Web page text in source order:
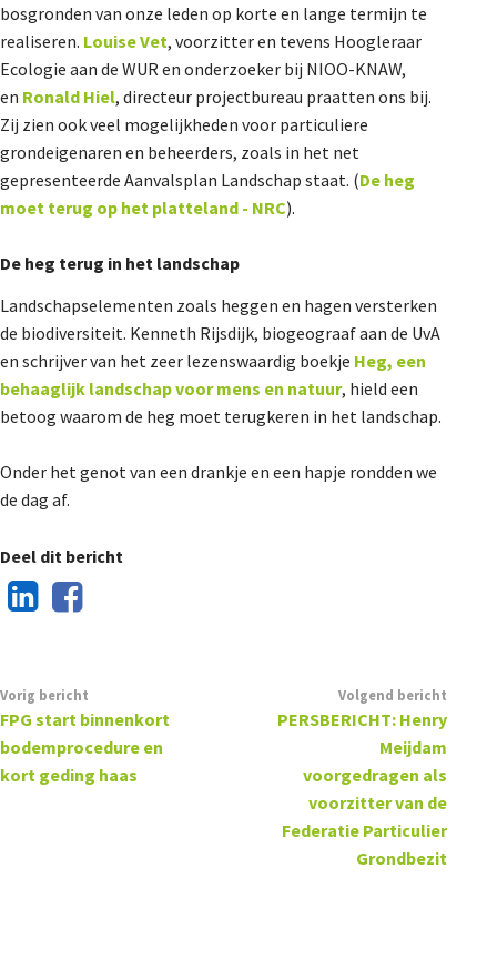
bosgronden van onze leden op korte en lange termijn te
realiseren. Louise Vet, voorzitter en tevens Hoogleraar
Ecologie aan de WUR en onderzoeker bij NIOO-KNAW,
en Ronald Hiel, directeur projectbureau praatten ons bij.
Zij zien ook veel mogelijkheden voor particuliere
grondeigenaren en beheerders, zoals in het net
gepresenteerde Aanvalsplan Landschap staat. (De heg
moet terug op het platteland - NRC).
De heg terug in het landschap
Landschapselementen zoals heggen en hagen versterken
de biodiversiteit. Kenneth Rijsdijk, biogeograaf aan de UvA
en schrijver van het zeer lezenswaardig boekje Heg, een
behaaglijk landschap voor mens en natuur, hield een
betoog waarom de heg moet terugkeren in het landschap.
Onder het genot van een drankje en een hapje rondden we
de dag af.
Deel dit bericht
Vorig bericht
FPG start binnenkort
bodemprocedure en
kort geding haas
Volgend bericht
PERSBERICHT: Henry
Meijdam
voorgedragen als
voorzitter van de
Federatie Particulier
Grondbezit